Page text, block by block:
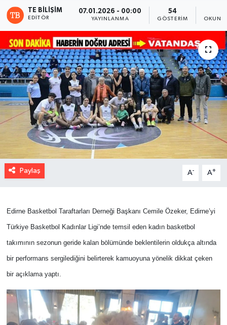
TE BILIŞIM
EDITÖR
07.01.2026 - 00:00
YAYINLANMA
54
GÖSTERIM
Paylaş A- A+
Edirne Basketbol Taraftarları Derneği Başkanı Cemile Özeker, Edirne’yi
Türkiye Basketbol Kadınlar Ligi’nde temsil eden kadın basketbol
takımının sezonun geride kalan bölümünde beklentilerin oldukça altında
bir performans sergilediğini belirterek kamuoyuna yönelik dikkat çeken
bir açıklama yaptı.